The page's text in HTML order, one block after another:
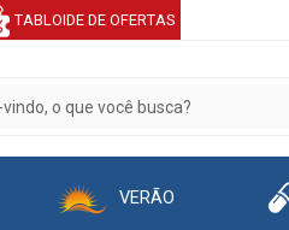
TABLOIDE DE OFERTAS
VERÃO